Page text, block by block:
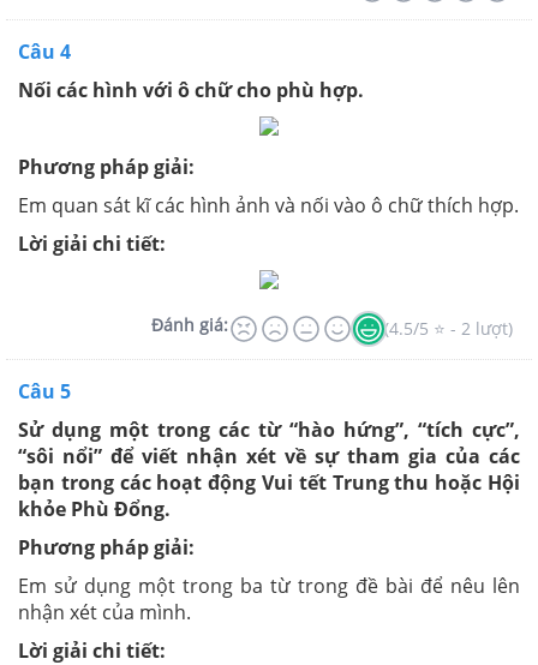
Câu 4
Nối các hình với ô chữ cho phù hợp.
Phương pháp giải:
Em quan sát kĩ các hình ảnh và nối vào ô chữ thích hợp.
Lời giải chi tiết:
Đánh giá: (4.5/5 ⭐ - 2 lượt)
Câu 5
Sử dụng một trong các từ “hào hứng”, “tích cực”,
“sôi nổi” để viết nhận xét về sự tham gia của các
bạn trong các hoạt động Vui tết Trung thu hoặc Hội
khỏe Phù Đổng.
Phương pháp giải:
Em sử dụng một trong ba từ trong đề bài để nêu lên
nhận xét của mình.
Lời giải chi tiết: